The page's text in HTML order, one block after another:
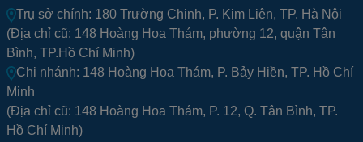
Trụ sở chính: 180 Trường Chinh, P. Kim Liên, TP. Hà Nội
(Địa chỉ cũ: 148 Hoàng Hoa Thám, phường 12, quận Tân
Bình, TP.Hồ Chí Minh)
Chi nhánh: 148 Hoàng Hoa Thám, P. Bảy Hiền, TP. Hồ Chí
Minh
(Địa chỉ cũ: 148 Hoàng Hoa Thám, P. 12, Q. Tân Bình, TP.
Hồ Chí Minh)